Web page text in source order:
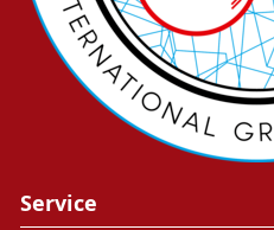
Service